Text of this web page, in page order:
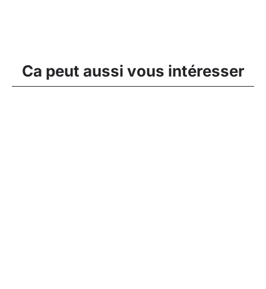
Ca peut aussi vous intéresser